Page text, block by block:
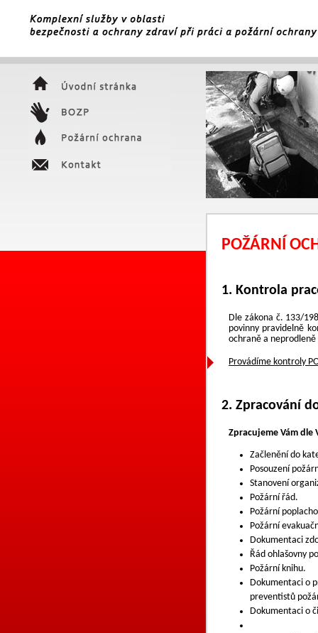
POŽÁRNÍ
1. Kontrola
Dle zákona č. 133/
povinny pravidelně
ochraně a
Provádíme kontroly
2. Zpracování
Zpracujeme Vám dle
Začlenění do
Posouzení
Stanovení
Požární řád.
Požární
Požární
Dokumentaci
Řád ohlašovny
Požární knihu.
Dokumentaci o
preventistů
Dokumentaci o